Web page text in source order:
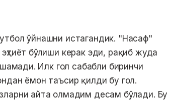
ўйнашни истагандик. "Насаф"
бўлиши керак эди, рақиб жуда
Илк гол сабабли биринчи
ёмон таъсир қилди бу гол.
айта олмадим десам бўлади. Бу